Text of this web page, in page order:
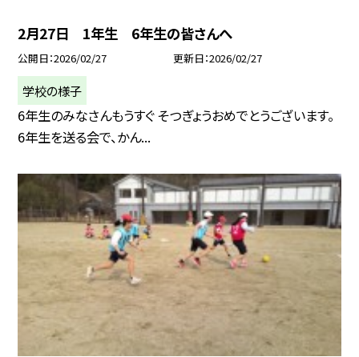
2月27日 1年生 6年生の皆さんへ
公開日 2026/02/27 更新日 2026/02/27
学校の様子
6年生のみなさんもうすぐ そつぎょうおめでとうございます。
6年生を送る会で、かん...